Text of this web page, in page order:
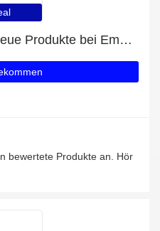
Bis zu 15% Rabatt auf neue Produkte bei Emmi®-pet
bewertete Produkte an. Hör